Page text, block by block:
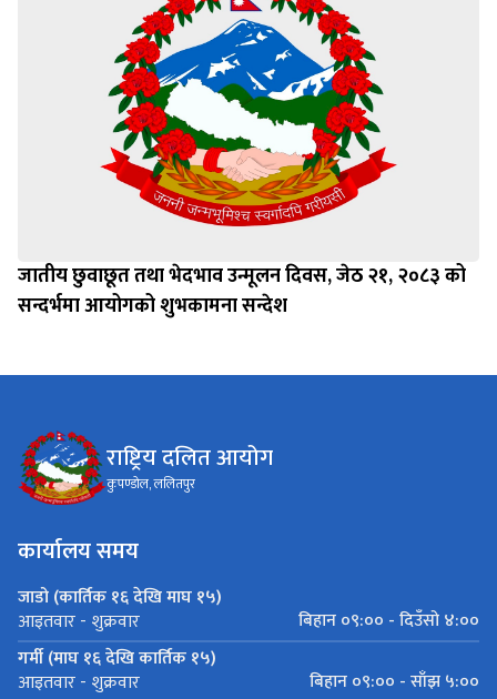
जातीय छुवाछूत तथा भेदभाव उन्मूलन दिवस, जेठ २१, २०८३ को
सन्दर्भमा आयोगको शुभकामना सन्देश
राष्ट्रिय दलित आयोग
कुपण्डोल, ललितपुर
कार्यालय समय
जाडो (कार्तिक १६ देखि माघ १५)
आइतवार - शुक्रवार
बिहान ०९:०० - दिउँसो ४:००
गर्मी (माघ १६ देखि कार्तिक १५)
आइतवार - शुक्रवार बिहान ०९:०० - साँझ ५:००